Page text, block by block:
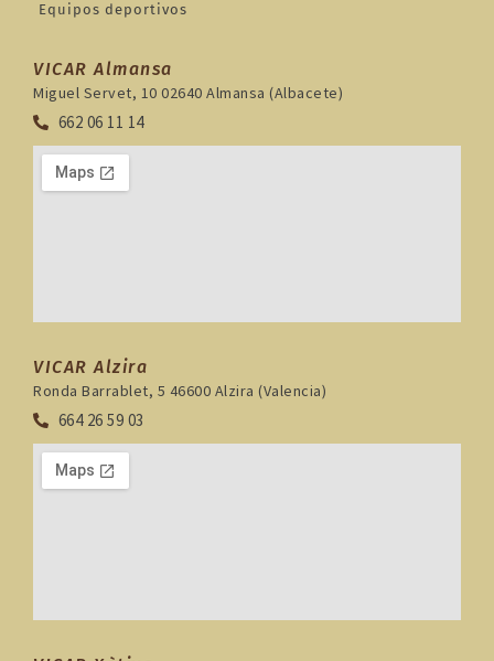
Equipos deportivos
VICAR Almansa
Miguel Servet, 10 02640 Almansa (Albacete)
662 06 11 14
VICAR Alzira
Ronda Barrablet, 5 46600 Alzira (Valencia)
664 26 59 03